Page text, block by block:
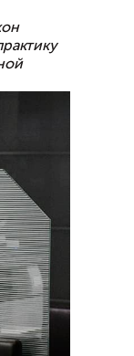
Свои
Госдуме
Свои